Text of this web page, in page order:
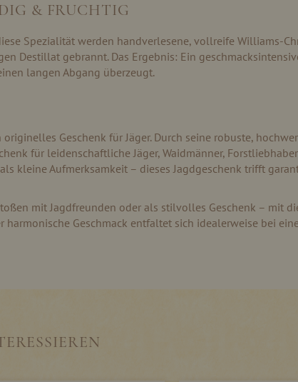
& FRUCHTIG
Spezialität werden handverlesene, vollreife Williams-
Destillat gebrannt. Das Ergebnis: Ein
langen Abgang überzeugt.
Geschenk für Jäger. Durch seine robuste,
für leidenschaftliche Jäger, Waidmänner,
kleine Aufmerksamkeit – dieses Jagdgeschenk trifft
mit Jagdfreunden oder als stilvolles Geschenk – mit
Geschmack entfaltet sich idealerweise bei